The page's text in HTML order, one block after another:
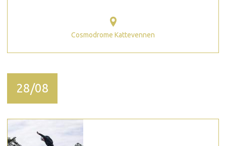
Cosmodrome Kattevennen
28/08